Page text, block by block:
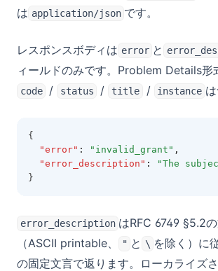
は application/json です。
レスポンスボディは error と
ィールドのみです。Problem Details形
code / status / title / instance
{
"error" : "invalid_grant" ,
"error_description" :
"The
}
error_description はRFC 6749 §5.2
（ASCII printable、
" と \ を除く）に
の固定文言で返ります。ローカライズ